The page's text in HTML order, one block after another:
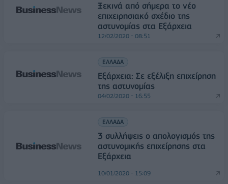
Ξεκινά από σήμερα το νέο
επιχειρησιακό σχέδιο της
αστυνομίας στα Εξάρχεια
12/02/2020 - 08:51
ΕΛΛΑΔΑ
Εξάρχεια: Σε εξέλιξη επιχείρηση
της αστυνομίας
04/02/2020 - 16:55
ΕΛΛΑΔΑ
3 συλλήψεις ο απολογισμός της
αστυνομικής επιχείρησης στα
Εξάρχεια
10/01/2020 - 15:09